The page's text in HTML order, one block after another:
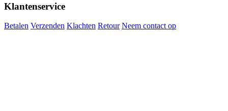
Klantenservice
Betalen Verzenden Klachten Retour Neem contact op